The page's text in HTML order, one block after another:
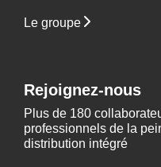
Le groupe
Rejoignez-nous
Plus de 180
professionnels de la
distribution intégré